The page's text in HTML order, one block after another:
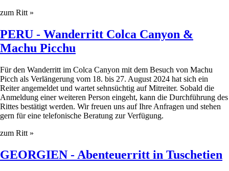
Tansania
ASIEN
Georgien
Sri Lanka
Türkei
Reitsafaris
Rinderarbeit
Sternritte
Unser Service
zum Ritt »
PERU - Wanderritt Colca Canyon &
Machu Picchu
Für den Wanderritt im Colca Canyon mit dem Besuch von Machu
Picch als Verlängerung vom 18. bis 27. August 2024 hat sich ein
Reiter angemeldet und wartet sehnsüchtig auf Mitreiter. Sobald die
Anmeldung einer weiteren Person eingeht, kann die Durchführung des
Rittes bestätigt werden. Wir freuen uns auf Ihre Anfragen und stehen
gern für eine telefonische Beratung zur Verfügung.
zum Ritt »
GEORGIEN - Abenteuerritt in Tuschetien